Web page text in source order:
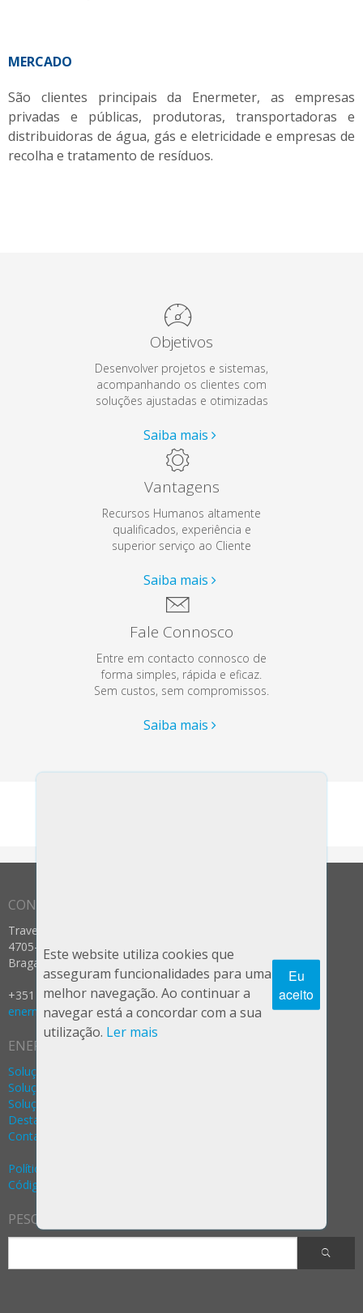
MERCADO
São clientes principais da Enermeter, as empresas
privadas e públicas, produtoras, transportadoras e
distribuidoras de água, gás e eletricidade e empresas de
recolha e tratamento de resíduos.
Objetivos
Desenvolver projetos e sistemas,
acompanhando os clientes com
soluções ajustadas e otimizadas
Saiba mais
Vantagens
Recursos Humanos altamente
qualificados, experiência e
superior serviço ao Cliente
Saiba mais
Fale Connosco
Entre em contacto connosco de
forma simples, rápida e eficaz.
Sem custos, sem compromissos.
Saiba mais
CONTACTOS
Travessa dos Prados nº 12
4705-025 Celeirós, Aveleda e Vimieiro
Braga - Portugal
+351 253 287 237 (Rede Fixa Nacional)
enermeter@enermeter.pt
ENERMETER
Soluções Água
Soluções Gás
Soluções Eletricidade
Destaques
Contactos
Política Privacidade e Segurança (RGPD)
Código de Ética e Conduta
PESQUISA
Este website utiliza cookies que
asseguram funcionalidades para uma
melhor navegação. Ao continuar a
navegar está a concordar com a sua
utilização. Ler mais
Eu
aceito